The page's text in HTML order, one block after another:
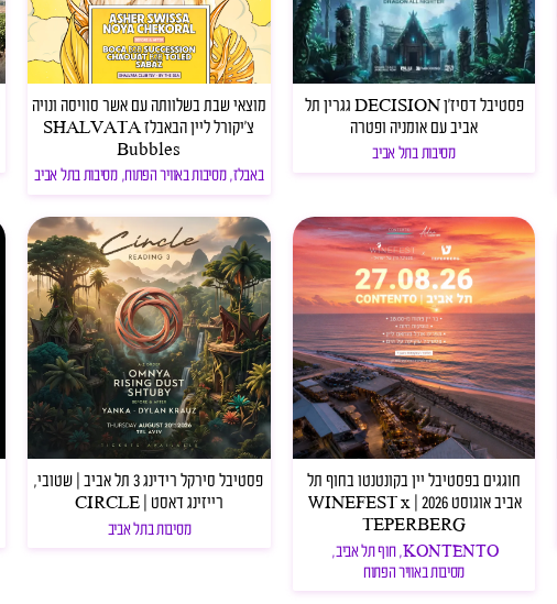
פסטיבל דסיז'ן DECISION גגרין תל
אביב עם אומניה ופטרה
מסיבות בתל אביב
מוצאי שבת בשלוותה עם אשר סוויסה ונויה
צ׳יקורל ליין הבאבלז SHALVATA
Bubbles
באבלז,מסיבות באוויר הפתוח,מסיבות בתל אביב
חוגגים בפסטיבל יין בקונטנטו בחוף תל
אביב אוגוסט 2026 | WINEFEST x
TEPERBERG
KONTENTO
,חוף תל אביב,
מסיבות באוויר הפתוח
פסטיבל סירקל רידינג 3 תל אביב | שטובי,
רייזינג דאסט | CIRCLE
מסיבות בתל אביב